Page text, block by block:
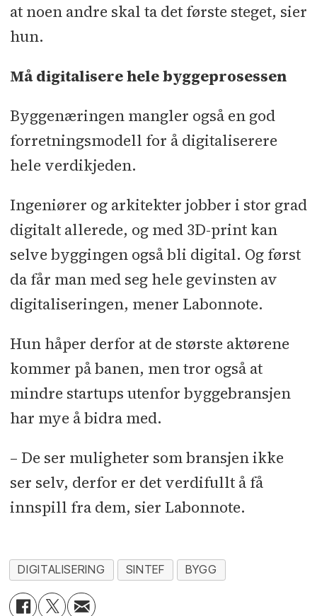
at noen andre skal ta det første steget, sier
hun.
Må digitalisere hele byggeprosessen
Byggenæringen mangler også en god
forretningsmodell for å digitaliserere
hele verdikjeden.
Ingeniører og arkitekter jobber i stor grad
digitalt allerede, og med 3D-print kan
selve byggingen også bli digital. Og først
da får man med seg hele gevinsten av
digitaliseringen, mener Labonnote.
Hun håper derfor at de største aktørene
kommer på banen, men tror også at
mindre startups utenfor byggebransjen
har mye å bidra med.
– De ser muligheter som bransjen ikke
ser selv, derfor er det verdifullt å få
innspill fra dem, sier Labonnote.
DIGITALISERING SINTEF BYGG